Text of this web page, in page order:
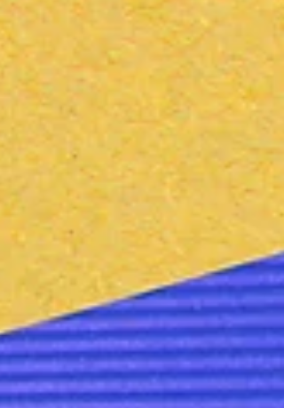
Welche
Berufsunfähigkeitsvers
icherung für Ärzte?
Welche Berufsunfähigkeitsversicherung für
Ärzte sinnvoll ist, hängt von Tarif, Klauseln,
Gesundheitsfragen und Berufsbild ab.